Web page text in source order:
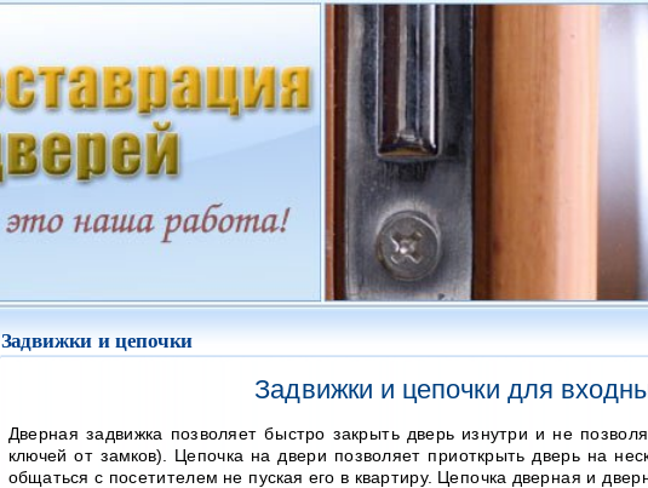
Задвижки и цепочки
Задвижки и цепочки для
Дверная задвижка позволяет быстро закрыть дверь изнутри и не
ключей от замков). Цепочка на двери позволяет приоткрыть дверь на
общаться с посетителем не пуская его в квартиру. Цепочка дверная и